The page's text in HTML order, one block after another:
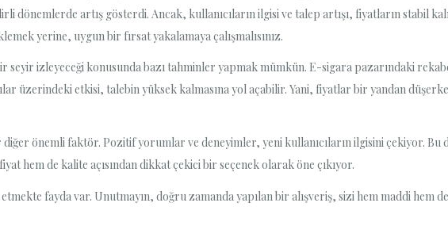
dönemlerde artış gösterdi. Ancak, kullanıcıların ilgisi ve talep artışı, fiyatların stabil
yerine, uygun bir fırsat yakalamaya çalışmalısınız.
seyir izleyeceği konusunda bazı tahminler yapmak mümkün. E-sigara pazarındaki
üzerindeki etkisi, talebin yüksek kalmasına yol açabilir. Yani, fiyatlar bir yandan
önemli faktör. Pozitif yorumlar ve deneyimler, yeni kullanıcıların ilgisini çekiyor. Bu
hem de kalite açısından dikkat çekici bir seçenek olarak öne çıkıyor.
fayda var. Unutmayın, doğru zamanda yapılan bir alışveriş, sizi hem maddi hem de